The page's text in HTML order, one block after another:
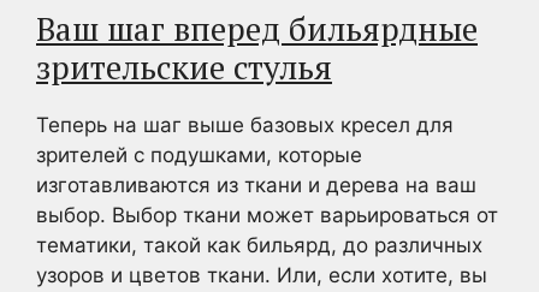
Ваш шаг вперед бильярдные
зрительские стулья
Теперь на шаг выше базовых кресел для
зрителей с подушками, которые
изготавливаются из ткани и дерева на ваш
выбор. Выбор ткани может варьироваться от
тематики, такой как бильярд, до различных
узоров и цветов ткани. Или, если хотите, вы